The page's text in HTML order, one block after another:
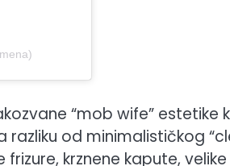
“mob wife” estetike
od minimalističkog
krznene kapute,